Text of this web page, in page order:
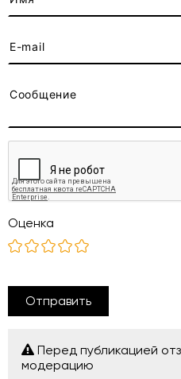
Оценка
Отправить
Перед публикацией
модерацию